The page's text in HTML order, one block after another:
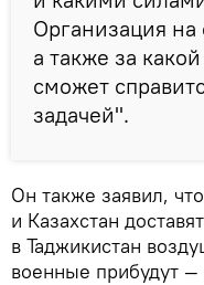
Организация
а также за
сможет
задачей".
Он также заявил,
и Казахстан
в Таджикистан
военные прибудут